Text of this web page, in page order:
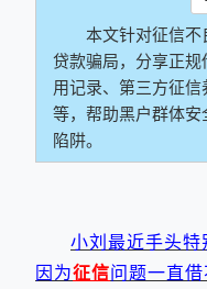
本文针对征信
贷款骗局，分享正
用记录、第三方征
等，帮助黑户群体
陷阱。
小刘最近手头
因为征信问题一直